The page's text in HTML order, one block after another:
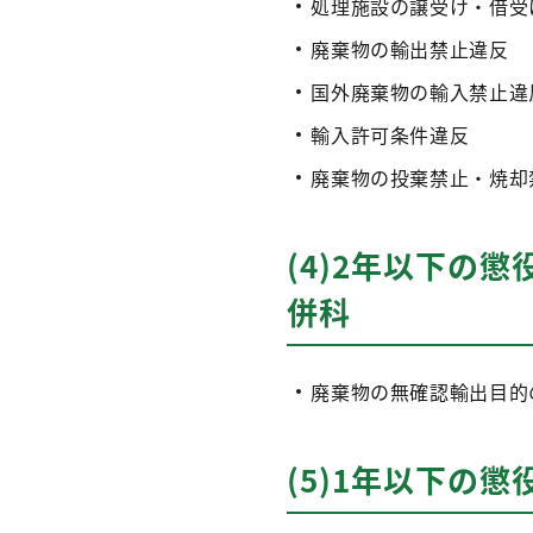
処理施設の譲受け・借
廃棄物の輸出禁止違反
国外廃棄物の輸入禁止
輸入許可条件違反
廃棄物の投棄禁止・焼
(4)2年以下の懲
併科
廃棄物の無確認輸出目
(5)1年以下の懲